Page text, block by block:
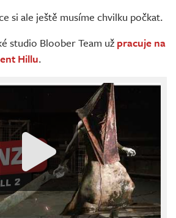
si ale ještě musíme chvilku počkat.
studio Bloober Team už pracuje na
Hillu.